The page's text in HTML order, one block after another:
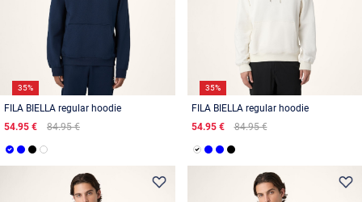
35%
FILA BIELLA regular hoodie
54.95 €
84.95 €
35%
FILA BIELLA regular hoodie
54.95 €
84.95 €